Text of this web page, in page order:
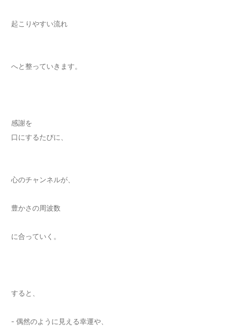
起こりやすい流れ
へと整っていきます。
感謝を
口にするたびに、
心のチャンネルが、
豊かさの周波数
に合っていく。
すると、
- 偶然のように見える幸運や、